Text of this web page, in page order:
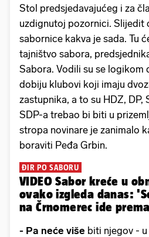
Stol predsjedavajućeg i za
uzdignutoj pozornici. Slijedit
sabornice kakva je sada. Tu
tajništvo sabora,
Sabora. Vodili su se logikom
dobiju klubovi koji imaju
zastupnika, a to su HDZ, DP,
SDP-a trebao bi biti u
stropa novinare je zanimalo
boraviti Peđa Grbin.
ĐIR PO SABORU
VIDEO Sabor kreće u
ovako izgleda danas:
na Črnomerec
- Pa neće više biti njegov -